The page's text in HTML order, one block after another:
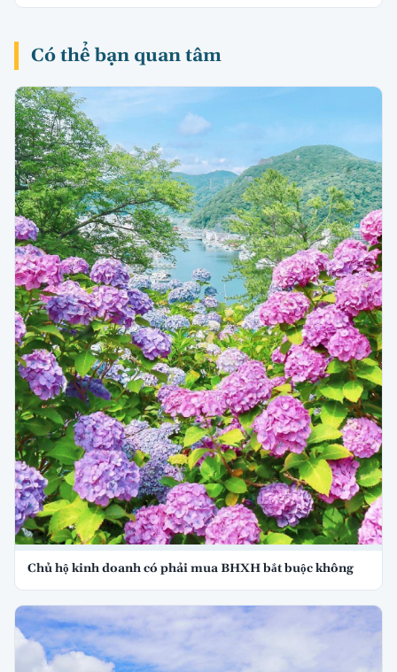
Có thể bạn quan tâm
Chủ hộ kinh doanh có phải mua BHXH bắt buộc không